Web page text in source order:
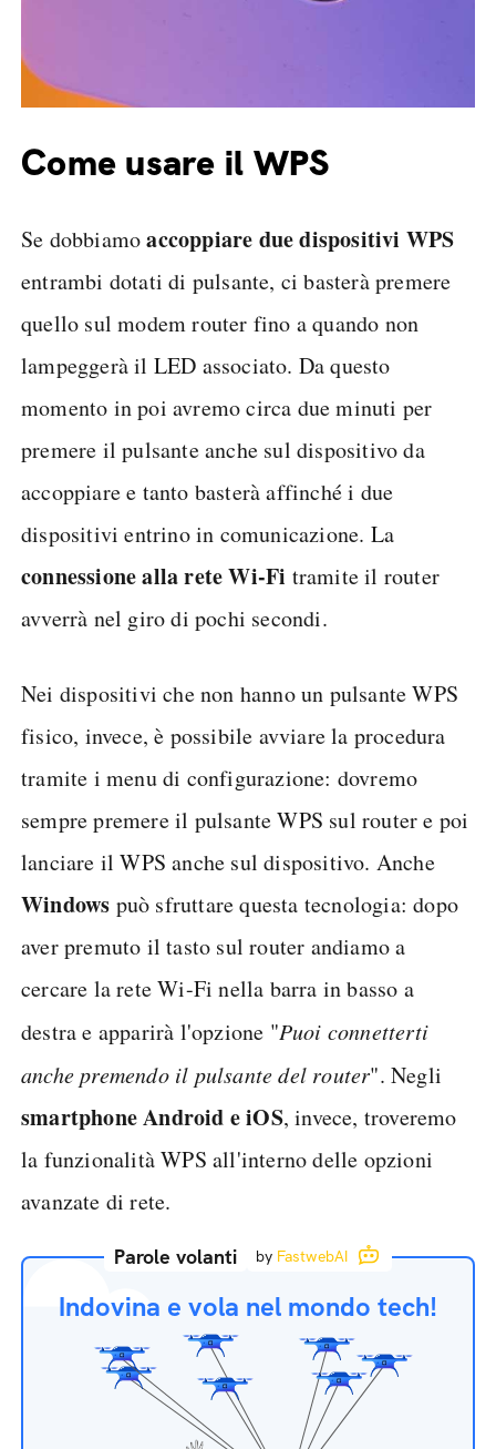
Come usare il WPS
Se dobbiamoaccoppiare due dispositivi WPS
entrambi dotati di pulsante, ci basterà premere
quello sul modem router fino a quando non
lampeggerà il LED associato. Da questo
momento in poi avremo circa due minuti per
premere il pulsante anche sul dispositivo da
accoppiare e tanto basterà affinché i due
dispositivi entrino in comunicazione. La
connessione alla rete Wi-Fi tramite il router
avverrà nel giro di pochi secondi.
Nei dispositivi che non hanno un pulsante WPS
fisico, invece, è possibile avviare la procedura
tramite i menu di configurazione: dovremo
sempre premere il pulsante WPS sul router e poi
lanciare il WPS anche sul dispositivo. Anche
Windows può sfruttare questa tecnologia: dopo
aver premuto il tasto sul router andiamo a
cercare la rete Wi-Fi nella barra in basso a
destra e apparirà l'opzione "Puoi connetterti
anche premendo il pulsante del router". Negli
smartphone Android e iOS, invece, troveremo
la funzionalità WPS all'interno delle opzioni
avanzate di rete.
Parole volanti by FastwebAI
Indovina e vola nel mondo tech!